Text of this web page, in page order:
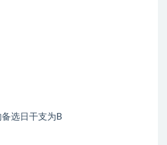
选日干支为B